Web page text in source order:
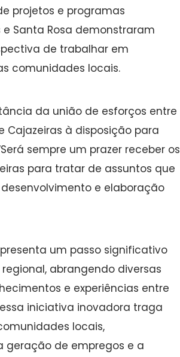
projetos e programas
Santa Rosa demonstraram
de trabalhar em
comunidades locais.
da união de esforços entre
Cajazeiras à disposição para
sempre um prazer receber os
para tratar de assuntos que
e elaboração
um passo significativo
abrangendo diversas
e experiências entre
iniciativa inovadora traga
locais,
geração de empregos e a